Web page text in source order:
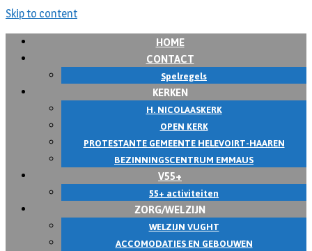
Skip to content
HOME
CONTACT
Spelregels
KERKEN
H. NICOLAASKERK
OPEN KERK
PROTESTANTE GEMEENTE HELEVOIRT-HAAREN
BEZINNINGSCENTRUM EMMAUS
V55+
55+ activiteiten
ZORG/WELZIJN
WELZIJN VUGHT
ACCOMODATIES EN GEBOUWEN